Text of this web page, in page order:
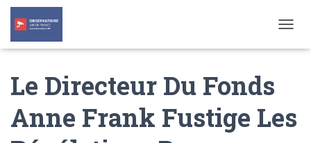
O
N
A
Le Directeur Du Fonds
Anne Frank Fustige Les